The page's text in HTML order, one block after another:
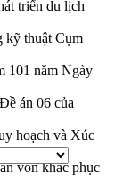
triển du lịch
kỹ thuật Cụm
101 năm Ngày
án 06 của
hoạch và Xúc
vốn khắc phục